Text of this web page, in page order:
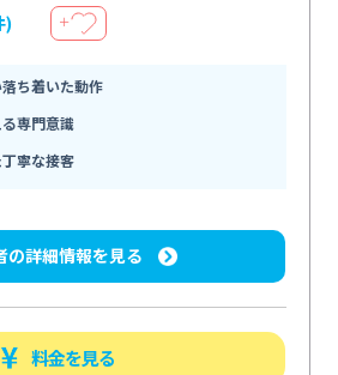
) ＋
ち着いた動作
専門意識
寧な接客
の詳細情報を見る
料金を見る